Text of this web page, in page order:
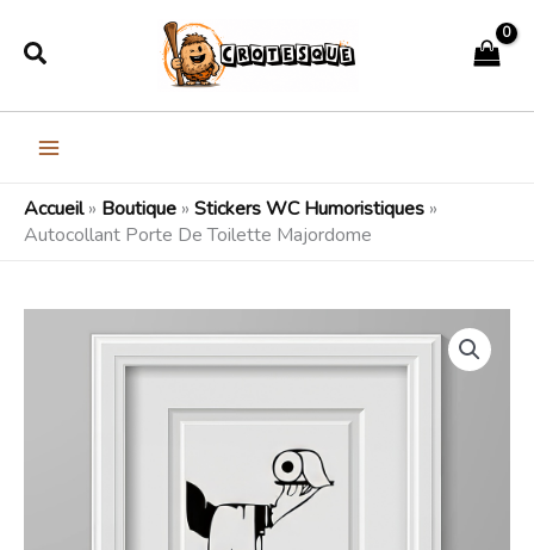
Rechercher
Accueil» Boutique » Stickers WC Humoristiques »
Autocollant Porte De Toilette Majordome
Plage
prix :
21,99€